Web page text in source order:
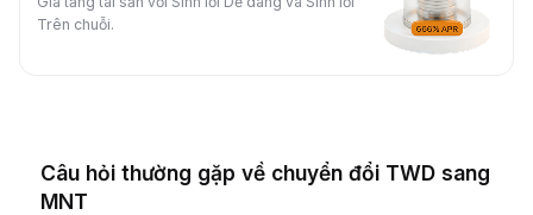
Trên chuỗi.
Câu hỏi thường gặp về chuyển đổi TWD sang
MNT